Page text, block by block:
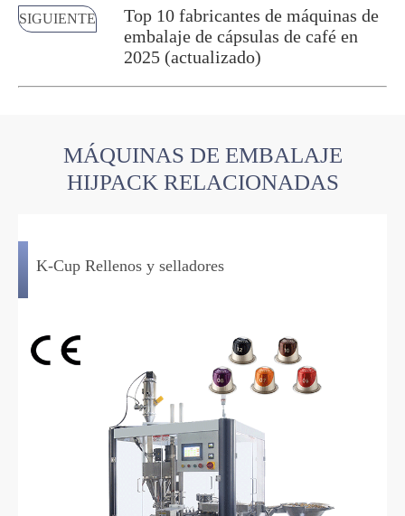
SIGUIENTE
Top 10 fabricantes de máquinas de
embalaje de cápsulas de café en
2025 (actualizado)
MÁQUINAS DE EMBALAJE
HIJPACK RELACIONADAS
K-Cup Rellenos y selladores